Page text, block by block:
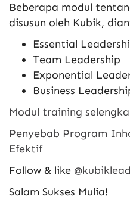
Beberapa modul
disusun oleh Kubik,
Essential
Team Leadership
Exponential
Business
Modul training
Penyebab Program
Efektif
Follow & like
Salam Sukses Mulia!